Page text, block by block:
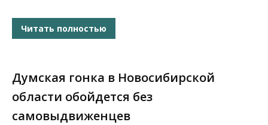
Читать полностью
Думская гонка в Новосибирской
области обойдется без
самовыдвиженцев